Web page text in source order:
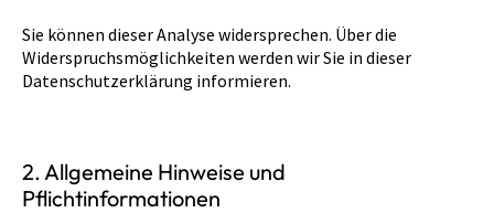
Sie können dieser Analyse widersprechen. Über die
Widerspruchsmöglichkeiten werden wir Sie in dieser
Datenschutzerklärung informieren.
2. Allgemeine Hinweise und
Pflichtinformationen